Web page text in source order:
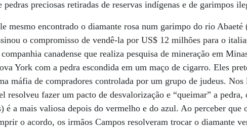
pedras preciosas retiradas de reservas indígenas e de garimpos
mesmo encontrado o diamante rosa num garimpo do rio
o compromisso de vendê-la por US$ 12 milhões para o
canadense que realiza pesquisa de mineração em
York com a pedra escondida em um maço de cigarro. Eles
máfia de compradores controlada por um grupo de judeus.
resolveu fazer um pacto de desvalorização e “queimar” a pedra,
é a mais valiosa depois do vermelho e do azul. Ao perceber que
o acordo, os irmãos Campos resolveram trocar o diamante